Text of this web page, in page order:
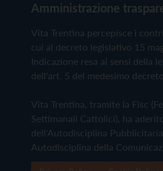
Amministrazione
Vita Trentina percepisce i
cui al decreto legislativo 15
Indicazione resa ai sensi della
dell'art. 5 del medesimo
Vita Trentina, tramite la Fisc
Settimanali Cattolici), ha
dell'Autodisciplina
Autodisciplina della